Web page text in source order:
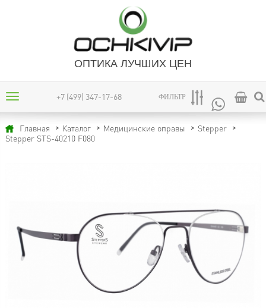
ОПТИКА ЛУЧШИХ ЦЕН
+7 (499) 347-17-68 ФИЛЬТР
Главная Каталог Медицинские оправы
Stepper
Stepper STS-40210 F080